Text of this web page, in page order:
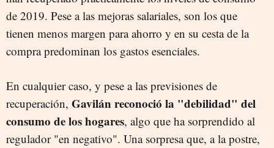
de 2019. Pese a las mejoras salariales, son los que
tienen menos margen para ahorro y en su cesta de la
compra predominan los gastos esenciales.
En cualquier caso, y pese a las previsiones de
recuperación, Gavilán reconoció la "debilidad" del
consumo de los hogares, algo que ha sorprendido al
regulador "en negativo". Una sorpresa que, a la postre,